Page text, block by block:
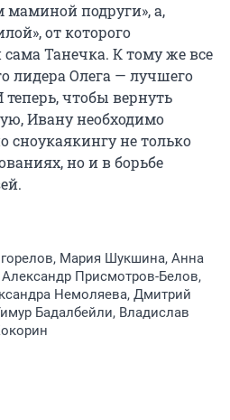
маминой подруги», а,
от которого
Танечка. К тому же все
лидера Олега — лучшего
чтобы вернуть
Ивану необходимо
сноукаякингу не только
но и в борьбе
Мария Шукшина, Анна
Присмотров-Белов,
Немоляева, Дмитрий
Бадалбейли, Владислав